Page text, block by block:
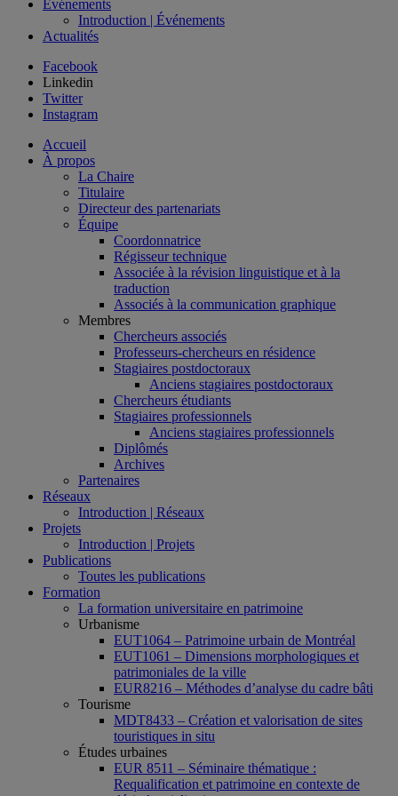
Événements
Introduction | Événements
Actualités
Facebook
Linkedin
Twitter
Instagram
Accueil
À propos
La Chaire
Titulaire
Directeur des partenariats
Équipe
Coordonnatrice
Régisseur technique
Associée à la révision linguistique et à la
traduction
Associés à la communication graphique
Membres
Chercheurs associés
Professeurs-chercheurs en résidence
Stagiaires postdoctoraux
Anciens stagiaires postdoctoraux
Chercheurs étudiants
Stagiaires professionnels
Anciens stagiaires professionnels
Diplômés
Archives
Partenaires
Réseaux
Introduction | Réseaux
Projets
Introduction | Projets
Publications
Toutes les publications
Formation
La formation universitaire en patrimoine
Urbanisme
EUT1064 – Patrimoine urbain de Montréal
EUT1061 – Dimensions morphologiques et
patrimoniales de la ville
EUR8216 – Méthodes d’analyse du cadre bâti
Tourisme
MDT8433 – Création et valorisation de sites
touristiques in situ
Études urbaines
EUR 8511 – Séminaire thématique :
Requalification et patrimoine en contexte de